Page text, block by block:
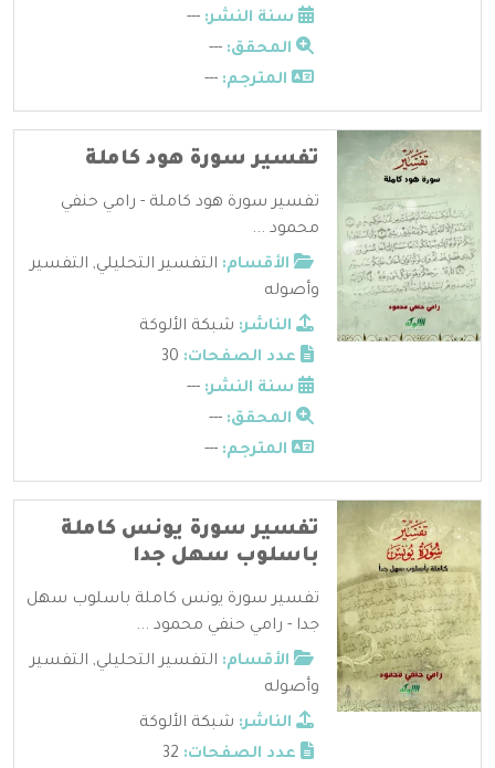
سنة النشر: ---
المحقق: ---
المترجم: ---
تفسير سورة هود كاملة
تفسير سورة هود كاملة - رامي حنفي
محمود ...
الأقسام: التفسير التحليلي, التفسير
وأصوله
الناشر: شبكة الألوكة
عدد الصفحات:
سنة النشر: ---
المحقق: ---
المترجم: ---
تفسير سورة يونس كاملة
باسلوب سهل جدا
تفسير سورة يونس كاملة باسلوب سهل
جدا - رامي حنفي محمود ...
الأقسام: التفسير التحليلي, التفسير
وأصوله
الناشر: شبكة الألوكة
عدد الصفحات: